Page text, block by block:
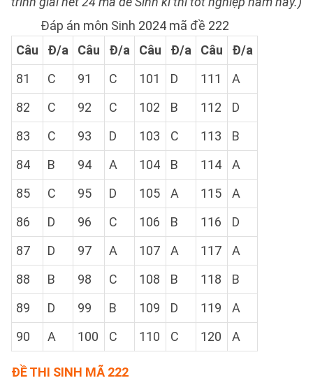
Đáp án môn Sinh 2024 mã đề 222
Câu
Đ/a Câu Đ/a Câu Đ/a Câu
Đ/a
81
C 91 C 101 D 111
A
82
C 92 C 102 B 112
D
83
C 93 D 103 C 113
B
84
B 94 A 104 B 114
A
85
C 95 D 105 A 115
A
86
D 96 C 106 B 116
D
87
D 97 A 107 A 117
A
88
B 98 C 108 B 118
B
89
D 99 B 109 D 119
A
90
A 100 C 110 C 120 A
ĐỀ THI SINH MÃ 222